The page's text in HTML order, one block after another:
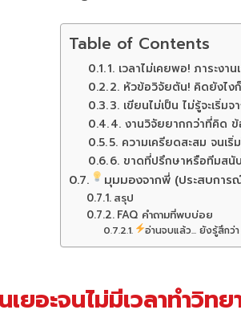
Table of Contents
1. เวลาไม่เคยพอ! ภาระงา
2. หัวข้อวิจัยตัน! คิดยังไง
3. เขียนไม่เป็น ไม่รู้จะเริ่มจ
4. งานวิจัยยากกว่าที่คิด ข้
5. ความเครียดสะสม จนเริ่
6. ขาดที่ปรึกษาหรือทีมสนั
มุมมองจากพี่ (ประสบการ
สรุป
FAQ คำถามที่พบบ่อย
อ่านจบแล้ว... ยังรู้สึกว่
เยอะจนไม่มีเวลาทำวิท